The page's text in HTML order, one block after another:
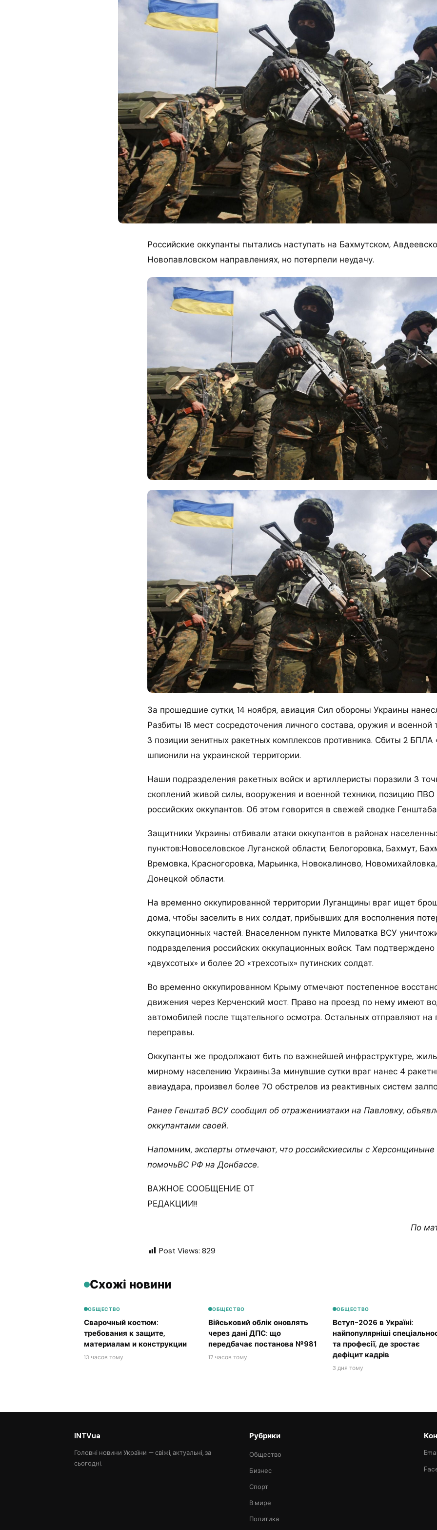
Российские оккупанты пытались наступать на Бахмутском,
Новопавловском направлениях, но потерпели неудачу.
За прошедшие сутки, 14 ноября, авиация Сил обороны Украины
Разбиты 18 мест сосредоточения личного состава, оружия и военной
3 позиции зенитных ракетных комплексов противника. Сбиты 2 БПЛА
шпионили на украинской территории.
Наши подразделения ракетных войск и артиллеристы поразили 3
скоплений живой силы, вооружения и военной техники, позицию ПВО
российских оккупантов. Об этом говорится в свежей сводке
Защитники Украины отбивали атаки оккупантов в районах
пунктов:Новоселовское Луганской области; Белогоровка, Бахмут,
Времовка, Красногоровка, Марьинка, Новокалиново,
Донецкой области.
На временно оккупированной территории Луганщины враг ищет
дома, чтобы заселить в них солдат, прибывших для восполнения
оккупационных частей. Внаселенном пункте Миловатка ВСУ
подразделения российских оккупационных войск. Там
«двухсотых» и более 20 «трехсотых» путинских солдат.
Во временно оккупированном Крыму отмечают постепенное
движения через Керченский мост. Право на проезд по нему имеют
автомобилей после тщательного осмотра. Остальных отправляют
переправы.
Оккупанты же продолжают бить по важнейшей инфраструктуре,
мирному населению Украины.За минувшие сутки враг нанес 4
авиаудара, произвел более 70 обстрелов из реактивных систем
Ранее Генштаб ВСУ сообщил об отраженииатаки на Павловку,
оккупантами своей.
Напомним, эксперты отмечают, что российскиесилы с Херсонщиныне
помочьВС РФ на Донбассе.
ВАЖНОЕ СООБЩЕНИЕ ОТ
РЕДАКЦИИ!!
По
Post Views: 829
Схожі новини
ОБЩЕСТВО
Сварочный костюм:
требования к защите,
материалам и конструкции
13 часов тому
ОБЩЕСТВО
Військовий облік оновлять
через дані ДПС: що
передбачає постанова №981
17 часов тому
ОБЩЕСТВО
Вступ-2026 в Україні:
найпопулярніші
та професії, де зростає
дефіцит кадрів
3 дня тому
INTVua
Головні новини України — свіжі, актуальні, за
сьогодні.
Рубрики
Общество
Бизнес
Спорт
В мире
Политика